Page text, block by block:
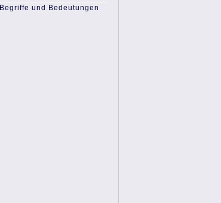
Begriffe und Bedeutungen